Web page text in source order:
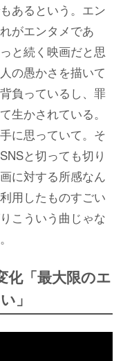
あるという。エン
がエンタメであ
と続く映画だと思
の愚かさを描いて
負っているし、罪
生かされている。
に思っていて。そ
と切っても切り
に対する所感なん
用したものすごい
こういう曲じゃな
化「最大限のエ
」